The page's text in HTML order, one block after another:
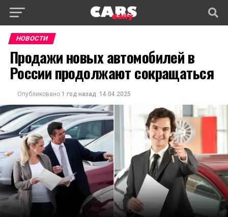
НОВОСТИ
Продажи новых автомобилей в
России продолжают сокращаться
Опубликовано 1 год назад 14.04.2025